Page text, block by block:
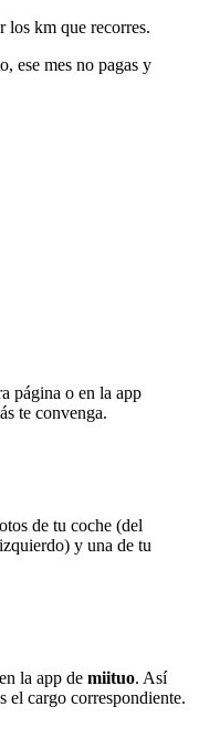
los km que recorres.
ese mes no pagas y
página o en la app
te convenga.
de tu coche (del
y una de tu
la app de miituo. Así
el cargo correspondiente.